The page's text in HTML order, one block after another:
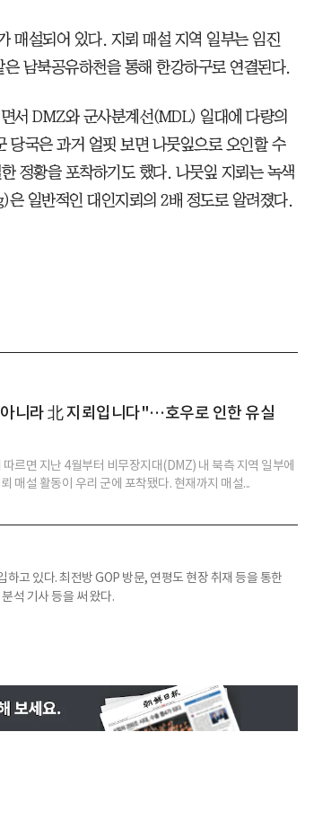
매설되어 있다. 지뢰 매설 지역 일부는 임진
남북공유하천을 통해 한강하구로 연결된다.
서 DMZ와 군사분계선(MDL) 일대에 다량의
당국은 과거 얼핏 보면 나뭇잎으로 오인할 수
정황을 포착하기도 했다. 나뭇잎 지뢰는 녹색
일반적인 대인지뢰의 2배 정도로 알려졌다.
니라 北 지뢰입니다"…호우로 인한 유실
르면 지난 4월부터 비무장지대(DMZ) 내 북측 지역 일부에
매설 활동이 우리 군에 포착됐다. 현재까지 매설...
고 있다. 최전방 GOP 방문, 연평도 현장 취재 등을 통한
석 기사 등을 써 왔다.